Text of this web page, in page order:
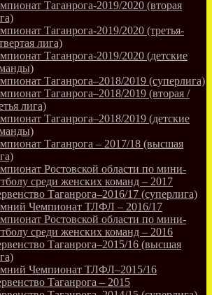
Таганрога-2019/2020 (вторая
Таганрога-2019/2020 (третья-
лига)
Таганрога-2019/2020 (детские
Таганрога–2018/2019 (суперлига)
Таганрога–2018/2019 (вторая /
лига)
Таганрога–2018/2019 (детские
Таганрога – 2017/18 (высшая
Ростовской области по мини-
среди женских команд – 2017
Таганрога–2016/17 (суперлига)
Чемпионат ТЛФЛ – 2016/17
Ростовской области по мини-
среди женских команд – 2016
Таганрога–2015/16 (высшая
Чемпионат ТЛФЛ–2015/16
Таганрога – 2015